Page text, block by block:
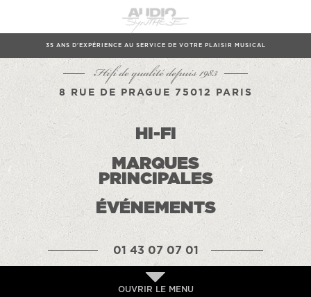
35 ANS D'EXPÉRIENCE AU SERVICE DE VOTRE PLAISIR MUSICAL
Hifi de qualité depuis 1983
8 RUE DE PRAGUE 75012 PARIS
HI-FI
MARQUES
PRINCIPALES
ÉVÉNEMENTS
01 43 07 07 01
OUVRIR LE MENU